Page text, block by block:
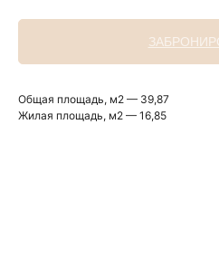
Общая площадь, м2 — 39,87
Жилая площадь, м2 — 16,85